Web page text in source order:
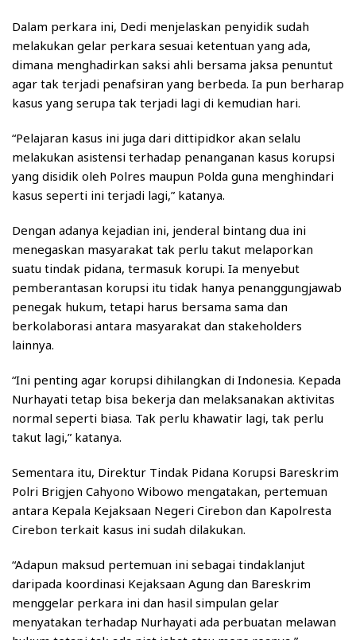
Dalam perkara ini, Dedi menjelaskan penyidik sudah
melakukan gelar perkara sesuai ketentuan yang ada,
dimana menghadirkan saksi ahli bersama jaksa penuntut
agar tak terjadi penafsiran yang berbeda. Ia pun berharap
kasus yang serupa tak terjadi lagi di kemudian hari.
“Pelajaran kasus ini juga dari dittipidkor akan selalu
melakukan asistensi terhadap penanganan kasus korupsi
yang disidik oleh Polres maupun Polda guna menghindari
kasus seperti ini terjadi lagi,” katanya.
Dengan adanya kejadian ini, jenderal bintang dua ini
menegaskan masyarakat tak perlu takut melaporkan
suatu tindak pidana, termasuk korupi. Ia menyebut
pemberantasan korupsi itu tidak hanya penanggungjawab
penegak hukum, tetapi harus bersama sama dan
berkolaborasi antara masyarakat dan stakeholders
lainnya.
“Ini penting agar korupsi dihilangkan di Indonesia. Kepada
Nurhayati tetap bisa bekerja dan melaksanakan aktivitas
normal seperti biasa. Tak perlu khawatir lagi, tak perlu
takut lagi,” katanya.
Sementara itu, Direktur Tindak Pidana Korupsi Bareskrim
Polri Brigjen Cahyono Wibowo mengatakan, pertemuan
antara Kepala Kejaksaan Negeri Cirebon dan Kapolresta
Cirebon terkait kasus ini sudah dilakukan.
“Adapun maksud pertemuan ini sebagai tindaklanjut
daripada koordinasi Kejaksaan Agung dan Bareskrim
menggelar perkara ini dan hasil simpulan gelar
menyatakan terhadap Nurhayati ada perbuatan melawan